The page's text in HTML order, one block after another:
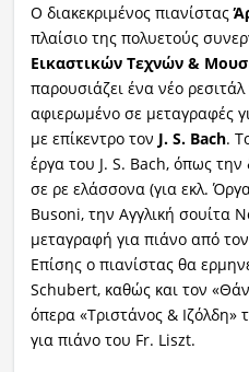
Ο διακεκριμένος πιανίστας
πλαίσιο της πολυετούς
Εικαστικών Τεχνών &
παρουσιάζει ένα νέο ρεσιτάλ
αφιερωμένο σε μεταγραφές
με επίκεντρο τον J. S. Bach.
έργα του J. S. Bach, όπως
σε ρε ελάσσονα (για εκλ.
Busoni, την Αγγλική σουίτα
μεταγραφή για πιάνο από
Επίσης ο πιανίστας θα
Schubert, καθώς και τον
όπερα «Τριστάνος &
για πιάνο του Fr. Liszt.